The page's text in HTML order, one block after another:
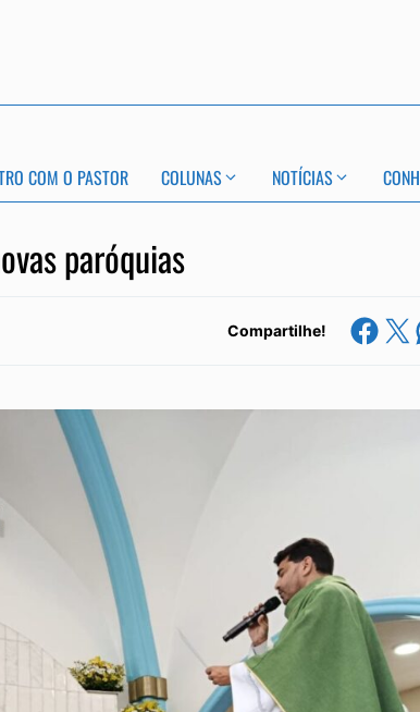
COM O PASTOR COLUNAS NOTÍCIAS
paróquias
Compartilhe! Share on
Share on X